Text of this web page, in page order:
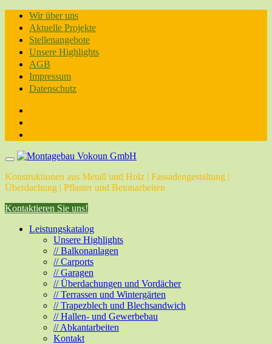
Skip
content
Wir über uns
Aktuelle Projekte
Stellenangebote
Unsere Highlights
AGB
Impressum
Datenschutz
Konstruktionen aus Metall und Holz | Fassadengestaltung |
Überdachung | Pflaster und Betonarbeiten
Kontaktieren Sie uns!
Leistungskatalog
Unsere Highlights
// Balkonanlagen
// Carports
// Garagen
// Überdachungen und Vordächer
// Terrassen und Wintergärten
// Trapezblech und Blechsandwich
// Hallen- und Gewerbebau
// Abkantarbeiten
Kontakt